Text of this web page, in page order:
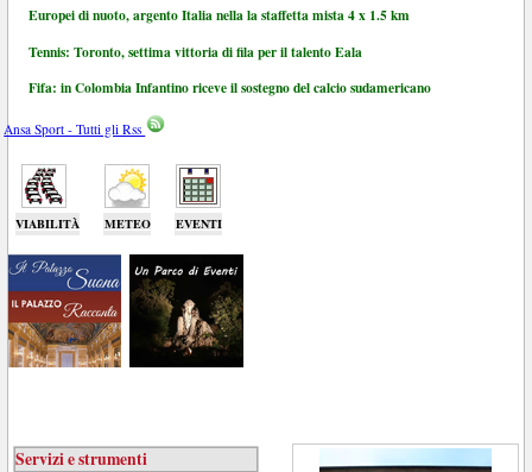
Europei di nuoto, argento Italia nella la staffetta mista 4 x 1.5 km
Tennis: Toronto, settima vittoria di fila per il talento Eala
Fifa: in Colombia Infantino riceve il sostegno del calcio sudamericano
Ansa Sport - Tutti gli Rss
VIABILITÀ METEO EVENTI
Servizi e strumenti